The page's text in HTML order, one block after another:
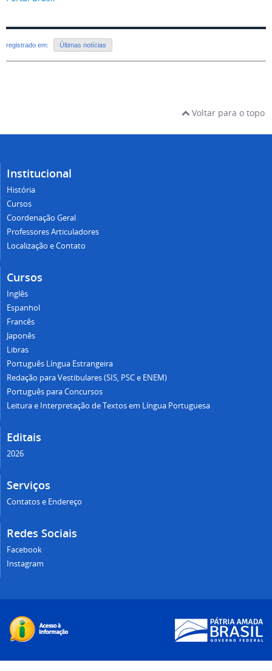
registrado em: Últimas notícias
Voltar para o topo
Institucional
História
Cursos
Coordenação Geral
Professores Articuladores
Localização e Contato
Cursos
Inglês
Espanhol
Francês
Japonês
Libras
Português Língua Estrangeira
Redação para Vestibulares (SIS, PSC e ENEM)
Português para Concursos
Leitura e Interpretação de Textos em Língua Portuguesa
Editais
2026
Serviços
Contatos e Endereço
Redes Sociais
Facebook
Instagram